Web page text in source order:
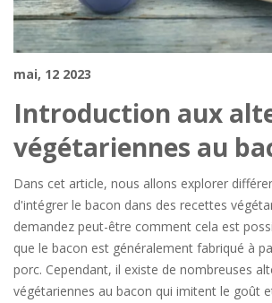
mai, 12 2023
Introduction aux
végétariennes au
Dans cet article, nous allons explorer
d'intégrer le bacon dans des recettes
demandez peut-être comment cela est
que le bacon est généralement fabriqué à
porc. Cependant, il existe de nombreuses
végétariennes au bacon qui imitent le goût